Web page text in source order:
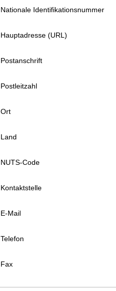
Nationale Identifikationsnummer
Hauptadresse (URL)
Postanschrift
Postleitzahl
Ort
Land
NUTS-Code
Kontaktstelle
E-Mail
Telefon
Fax